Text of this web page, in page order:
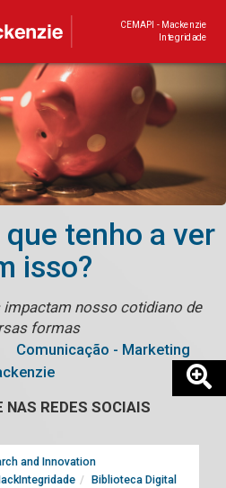
CEMAPI - Mackenzie
Integridade
tenho a ver
isso?
nosso cotidiano de
formas
Comunicação - Marketing
NAS REDES SOCIAIS
and Innovation
Biblioteca Digital